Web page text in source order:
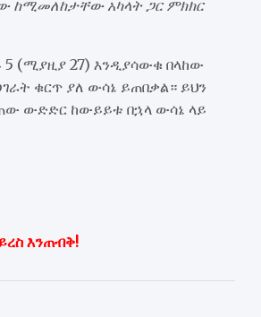
ከሚመለከታቸው አካላት ጋር ምክክር
5 (ሚያዚያ 27) እንዲያሳውቁ በላከው
ቁርጥ ያለ ውሳኔ ይጠበቃል። ይህን
ውድድር ከውይይቱ በኋላ ውሳኔ ላይ
እንጠብቅ!